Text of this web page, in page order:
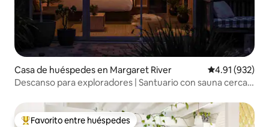
Casa de huéspedes en Margaret River Calificación
4.91 (932)
Descanso para exploradores | Santuario con sauna cerca
Favorito entre huéspedes